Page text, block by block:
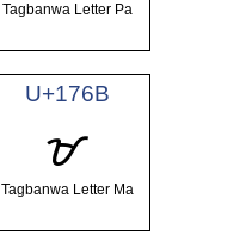
Tagbanwa Letter Pa
U+176B
ᝫ
Tagbanwa Letter Ma